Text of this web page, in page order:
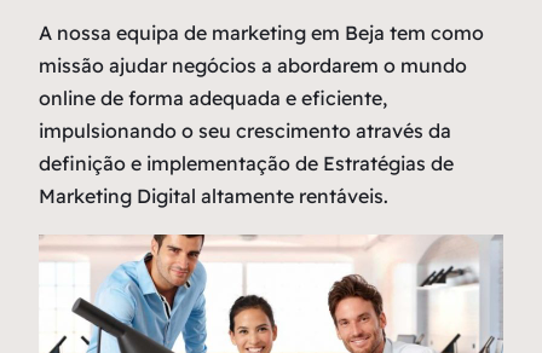
A nossa equipa de marketing em Beja tem como
missão ajudar negócios a abordarem o mundo
online de forma adequada e eficiente,
impulsionando o seu crescimento através da
definição e implementação de Estratégias de
Marketing Digital altamente rentáveis.